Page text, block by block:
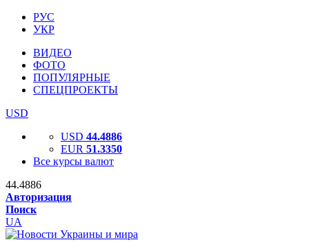
РУС
УКР
ВИДЕО
ФОТО
ПОПУЛЯРНЫЕ
СПЕЦПРОЕКТЫ
USD
USD 44.4886
EUR 51.3350
Все курсы валют
44.4886
Авторизация
Поиск
UA